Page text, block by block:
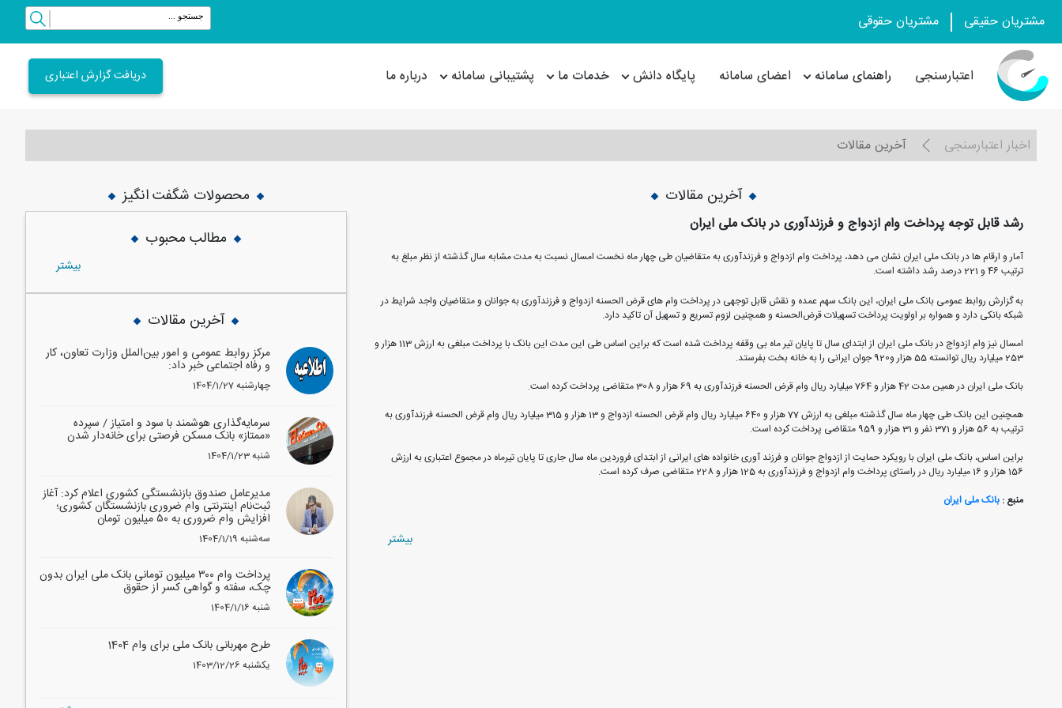
مشتریان حقیقی مشتریان حقوقی
اعتبارسنجی راهنمای سامانه اعضای سامانه پایگاه دانش خدمات ما پشتیبانی سامانه درباره ما دریافت گزارش اعتباری
اخبار اعتبارسنجی آخرین مقالات
آخرین مقالات
رشد قابل توجه پرداخت وام ازدواج و فرزندآوری در بانک ملی ایران
آمار و ارقام ها در بانک ملی ایران نشان می دهد، پرداخت وام ازدواج و فرزندآوری به متقاضیان طی چهار ماه نخست امسال نسبت به مدت مشابه سال گذشته از نظر مبلغ به
ترتیب 46 و 221 درصد رشد داشته است.
به گزارش روابط عمومی بانک ملی ایران، این بانک سهم عمده و نقش قابل توجهی در پرداخت وام های قرض الحسنه ازدواج و فرزندآوری به جوانان و متقاضیان واجد شرایط در
شبکه بانکی دارد و همواره بر اولویت پرداخت تسهیلات قرض‌الحسنه و همچنین لزوم تسریع و تسهیل آن تاکید دارد.
امسال نیز وام ازدواج در بانک ملی ایران از ابتدای سال تا پایان تیر ماه بی وقفه پرداخت شده است که براین اساس طی این مدت این بانک با پرداخت مبلغی به ارزش 113 هزار و
253 میلیارد ریال توانسته 55 هزار و920 جوان ایرانی را به خانه بخت بفرستد.
بانک ملی ایران در همین مدت 42 هزار و 764 میلیارد ریال وام قرض الحسنه فرزندآوری به 69 هزار و 308 متقاضی پرداخت کرده است.
همچنین این بانک طی چهار ماه سال گذشته مبلغی به ارزش 77 هزار و 640 میلیارد ریال وام قرض الحسنه ازدواج و 13 هزار و 315 میلیارد ریال وام قرض الحسنه فرزندآوری به
ترتیب به 56 هزار و 371 نفر و 31 هزار و 959 متقاضی پرداخت کرده است.
براین اساس، بانک ملی ایران با رویکرد حمایت از ازدواج جوانان و فرزند آوری خانواده های ایرانی از ابتدای فروردین ماه سال جاری تا پایان تیرماه در مجموع اعتباری به ارزش
156 هزار و 16 میلیارد ریال در راستای پرداخت وام ازدواج و فرزندآوری به 125 هزار و 228 متقاضی صرف کرده است.
منبع : بانک ملی ایران
بيشتر
محصولات شگفت انگیز
مطالب محبوب
بيشتر
آخرین مقالات
مرکز روابط عمومی و امور بین‌الملل وزارت تعاون، کار
و رفاه اجتماعی خبر داد:
1404/1/27 چهارشنبه
سرمایه‌گذاری هوشمند با سود و امتیاز / سپرده
«ممتاز» بانک مسکن فرصتی برای خانه‌دار شدن
1404/1/23 شنبه
مدیرعامل صندوق بازنشستگی کشوری اعلام کرد: آغاز
ثبت‌نام اینترنتی وام ضروری بازنشستگان کشوری؛
افزایش وام ضروری به ۵۰ میلیون تومان
1404/1/19 سه‌شنبه
پرداخت وام ۳۰۰ میلیون تومانی بانک ملی ایران بدون
چک، سفته و گواهی کسر از حقوق
1404/1/16 شنبه
طرح مهربانی بانک ملی برای وام 1404
1403/12/26 یکشنبه